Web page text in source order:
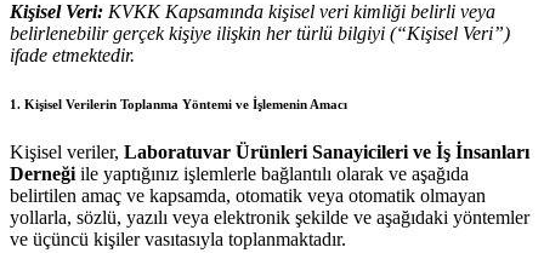
Kişisel Veri: KVKK Kapsamında kişisel veri kimliği belirli veya
belirlenebilir gerçek kişiye ilişkin her türlü bilgiyi (“Kişisel Veri”)
ifade etmektedir.
1. Kişisel Verilerin Toplanma Yöntemi ve İşlemenin Amacı
Kişisel veriler, Laboratuvar Ürünleri Sanayicileri ve İş İnsanları
Derneği ile yaptığınız işlemlerle bağlantılı olarak ve aşağıda
belirtilen amaç ve kapsamda, otomatik veya otomatik olmayan
yollarla, sözlü, yazılı veya elektronik şekilde ve aşağıdaki yöntemler
ve üçüncü kişiler vasıtasıyla toplanmaktadır.